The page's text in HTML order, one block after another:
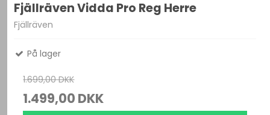
Fjällräven Vidda Pro Reg Herre
Fjällräven
På lager
1.699,00 DKK
1.499,00 DKK